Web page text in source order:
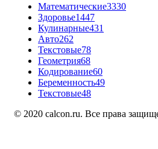
Математические3330
Здоровье1447
Кулинарные431
Авто262
Текстовые78
Геометрия68
Кодирование60
Беременность49
Текстовые48
© 2020 calcon.ru. Все права